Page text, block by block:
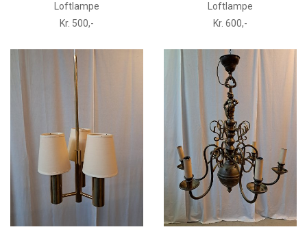
Loftlampe
Kr. 500,-
Loftlampe
Kr. 600,-